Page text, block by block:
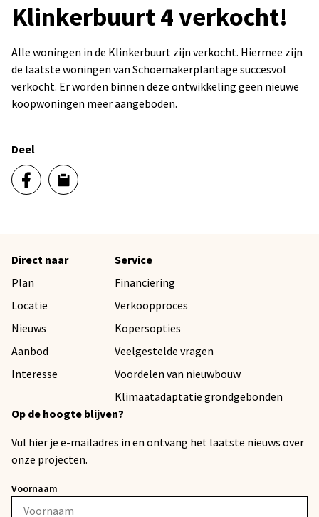
Klinkerbuurt 4 verkocht!
Alle woningen in de Klinkerbuurt zijn verkocht. Hiermee zijn
de laatste woningen van Schoemakerplantage succesvol
verkocht. Er worden binnen deze ontwikkeling geen nieuwe
koopwoningen meer aangeboden.
Deel
Direct naar
Plan
Locatie
Nieuws
Aanbod
Interesse
Service
Financiering
Verkoopproces
Kopersopties
Veelgestelde vragen
Voordelen van nieuwbouw
Klimaatadaptatie grondgebonden
Op de hoogte blijven?
Vul hier je e-mailadres in en ontvang het laatste nieuws over
onze projecten.
Voornaam